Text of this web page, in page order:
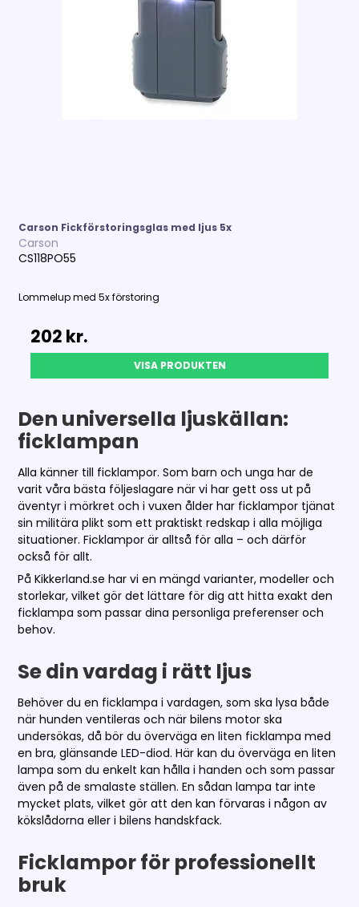
Carson Fickförstoringsglas med ljus 5x
Carson
CS118PO55
Lommelup med 5x förstoring
202 kr.
VISA PRODUKTEN
Den universella ljuskällan:
ficklampan
Alla känner till ficklampor. Som barn och unga har de
varit våra bästa följeslagare när vi har gett oss ut på
äventyr i mörkret och i vuxen ålder har ficklampor tjänat
sin militära plikt som ett praktiskt redskap i alla möjliga
situationer. Ficklampor är alltså för alla – och därför
också för allt.
På Kikkerland.se har vi en mängd varianter, modeller och
storlekar, vilket gör det lättare för dig att hitta exakt den
ficklampa som passar dina personliga preferenser och
behov.
Se din vardag i rätt ljus
Behöver du en ficklampa i vardagen, som ska lysa både
när hunden ventileras och när bilens motor ska
undersökas, då bör du överväga en liten ficklampa med
en bra, glänsande LED-diod. Här kan du överväga en liten
lampa som du enkelt kan hålla i handen och som passar
även på de smalaste ställen. En sådan lampa tar inte
mycket plats, vilket gör att den kan förvaras i någon av
kökslådorna eller i bilens handskfack.
Ficklampor för professionellt
bruk